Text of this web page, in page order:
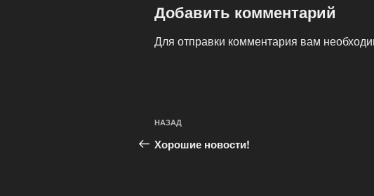
Добавить комментарий
Для отправки комментария вам
Навигация
по
Предыдущая
запись:
НАЗАД
Хорошие новости!